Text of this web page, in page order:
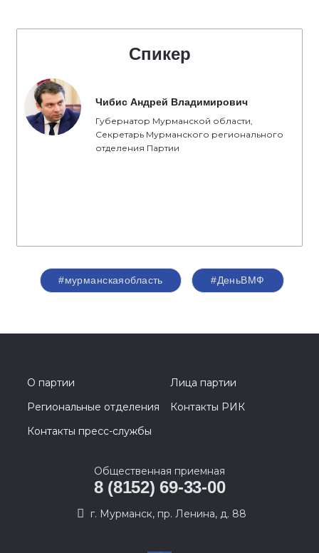
Спикер
Чибис Андрей Владимирович
Губернатор Мурманской области,
Секретарь Мурманского регионального
отделения Партии
#мурманскаяобласть #ДеньВМФ
О партии
Лица партии
Региональные отделения
Контакты РИК
Контакты пресс-службы
Общественная приемная
8 (8152) 69-33-00
г. Мурманск, пр. Ленина, д. 88